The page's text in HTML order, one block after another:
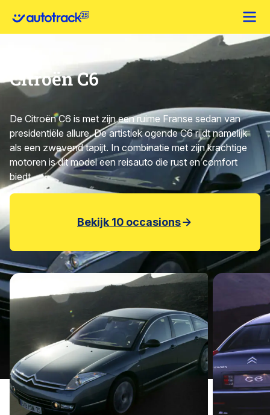
Citroën C6
De Citroën C6 is met zijn een ruime Franse sedan van
presidentiële allure. De artistiek ogende C6 rijdt namelijk
als een zwevend tapijt. In combinatie met zijn krachtige
motoren is dit model een reisauto die rust en comfort
biedt.
Bekijk 10 occasions